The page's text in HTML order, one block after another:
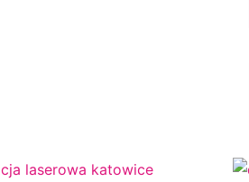
Zakres
Ten